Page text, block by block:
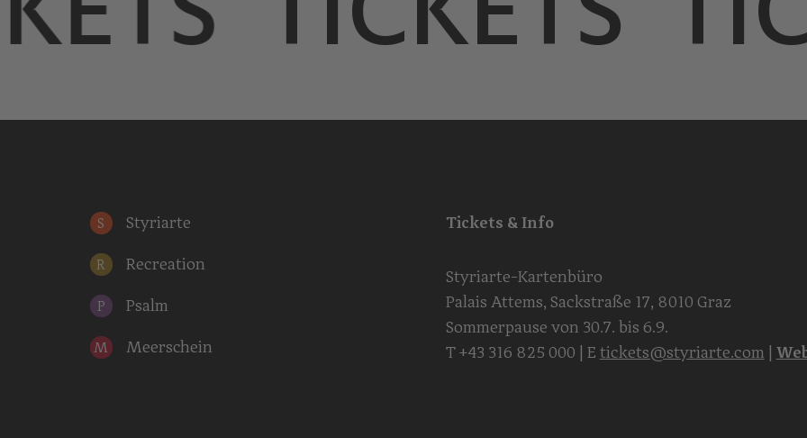
S Styriarte
R Recreation
P Psalm
M Meerschein
Tickets & Info
Styriarte-Kartenbüro
Palais Attems, Sackstraße 17, 8010 Graz
Sommerpause von 30.7. bis 6.9.
T+43 316 825 000 | E tickets@styriarte.com